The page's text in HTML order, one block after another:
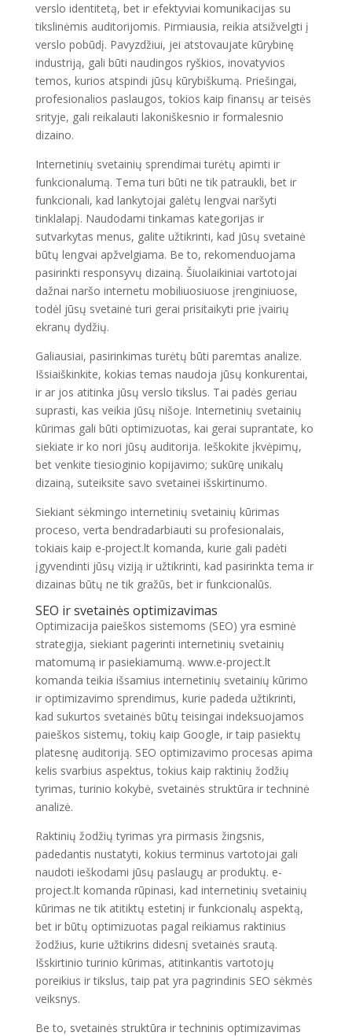
verslo identitetą, bet ir efektyviai komunikacijas su
tikslinėmis auditorijomis. Pirmiausia, reikia atsižvelgti į
verslo pobūdį. Pavyzdžiui, jei atstovaujate kūrybinę
industriją, gali būti naudingos ryškios, inovatyvios
temos, kurios atspindi jūsų kūrybiškumą. Priešingai,
profesionalios paslaugos, tokios kaip finansų ar teisės
srityje, gali reikalauti lakoniškesnio ir formalesnio
dizaino.
Internetinių svetainių sprendimai turėtų apimti ir
funkcionalumą. Tema turi būti ne tik patraukli, bet ir
funkcionali, kad lankytojai galėtų lengvai naršyti
tinklalapį. Naudodami tinkamas kategorijas ir
sutvarkytas menus, galite užtikrinti, kad jūsų svetainė
būtų lengvai apžvelgiama. Be to, rekomenduojama
pasirinkti responsyvų dizainą. Šiuolaikiniai vartotojai
dažnai naršo internetu mobiliuosiuose įrenginiuose,
todėl jūsų svetainė turi gerai prisitaikyti prie įvairių
ekranų dydžių.
Galiausiai, pasirinkimas turėtų būti paremtas analize.
Išsiaiškinkite, kokias temas naudoja jūsų konkurentai,
ir ar jos atitinka jūsų verslo tikslus. Tai padės geriau
suprasti, kas veikia jūsų nišoje. Internetinių svetainių
kūrimas gali būti optimizuotas, kai gerai suprantate, ko
siekiate ir ko nori jūsų auditorija. Ieškokite įkvėpimų,
bet venkite tiesioginio kopijavimo; sukūrę unikalų
dizainą, suteiksite savo svetainei išskirtinumo.
Siekiant sėkmingo internetinių svetainių kūrimas
proceso, verta bendradarbiauti su profesionalais,
tokiais kaip e-project.lt komanda, kurie gali padėti
įgyvendinti jūsų viziją ir užtikrinti, kad pasirinkta tema ir
dizainas būtų ne tik gražūs, bet ir funkcionalūs.
SEO ir svetainės optimizavimas
Optimizacija paieškos sistemoms (SEO) yra esminė
strategija, siekiant pagerinti internetinių svetainių
matomumą ir pasiekiamumą. www.e-project.lt
komanda teikia išsamius internetinių svetainių kūrimo
ir optimizavimo sprendimus, kurie padeda užtikrinti,
kad sukurtos svetainės būtų teisingai indeksuojamos
paieškos sistemų, tokių kaip Google, ir taip pasiektų
platesnę auditoriją. SEO optimizavimo procesas apima
kelis svarbius aspektus, tokius kaip raktinių žodžių
tyrimas, turinio kokybė, svetainės struktūra ir techninė
analizė.
Raktinių žodžių tyrimas yra pirmasis žingsnis,
padedantis nustatyti, kokius terminus vartotojai gali
naudoti ieškodami jūsų paslaugų ar produktų. e-
project.lt komanda rūpinasi, kad internetinių svetainių
kūrimas ne tik atitiktų estetinį ir funkcionalų aspektą,
bet ir būtų optimizuotas pagal reikiamus raktinius
žodžius, kurie užtikrins didesnį svetainės srautą.
Išskirtinio turinio kūrimas, atitinkantis vartotojų
poreikius ir tikslus, taip pat yra pagrindinis SEO sėkmės
veiksnys.
Be to, svetainės struktūra ir techninis optimizavimas